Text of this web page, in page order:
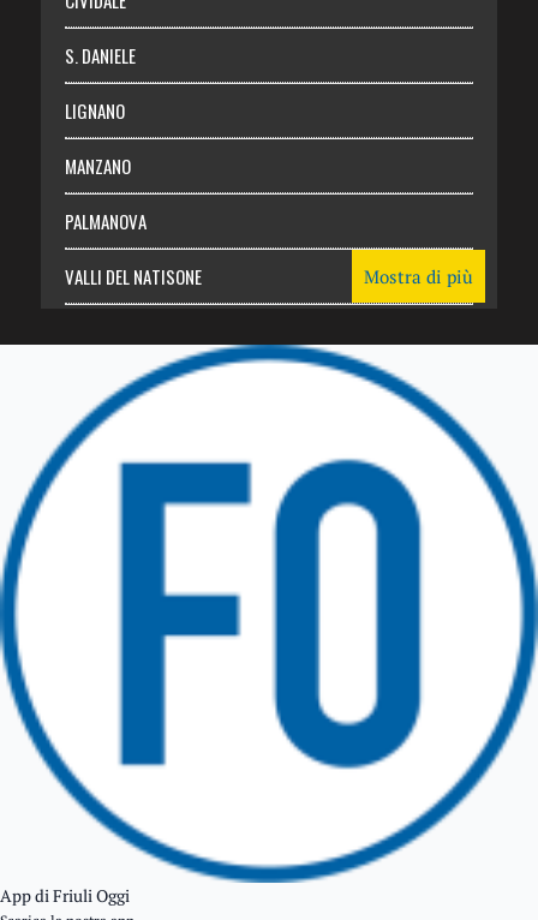
S. DANIELE
LIGNANO
MANZANO
PALMANOVA
VALLI DEL NATISONE
TRICESIMO
TARCENTO
GEMONA DEL FRIULI
Mostra di più
App di Friuli Oggi